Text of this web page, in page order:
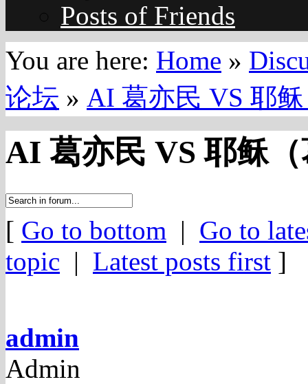
Posts of Friends
You are here: Home »
论坛 » AI 葛亦民 VS 耶
AI 葛亦民 VS 耶稣
[ Go to bottom | Go to
topic | Latest posts first ]
admin
Admin